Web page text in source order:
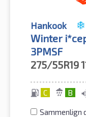
Hankook
Winter
3PMSF
275/55R19
C B
Sammenlign